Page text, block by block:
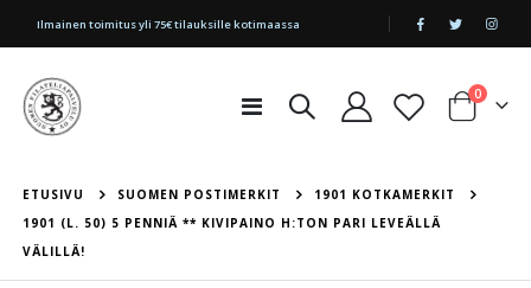
|
Ilmainen toimitus yli 75€ tilauksille kotimaassa
Toggle
Cart
0tuotetta
ETUSIVU SUOMEN POSTIMERKIT
1901 KOTKAMERKIT
1901 (L. 50) 5 PENNIÄ ** KIVIPAINO H:TON PARI LEVEÄLLÄ
VÄLILLÄ!